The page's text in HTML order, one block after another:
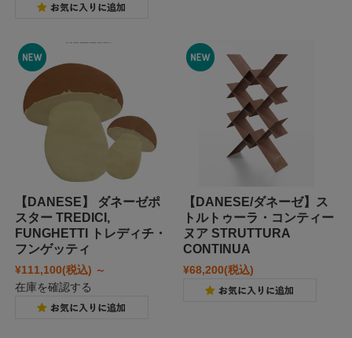
【DANESE】 ダネーゼポ
スター TREDICI,
FUNGHETTI トレディチ・
フンゲッティ
¥111,100(税込) ～
在庫を確認する
【DANESE/ダネーゼ】ス
トルトゥーラ・コンティー
ヌア STRUTTURA
CONTINUA
¥68,200(税込)